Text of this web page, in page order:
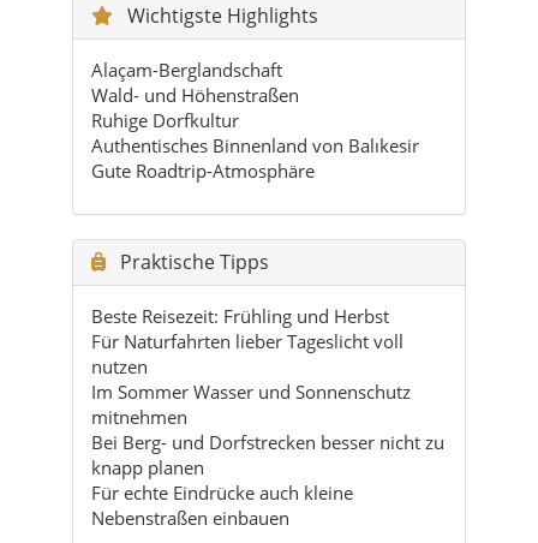
Wichtigste Highlights
Alaçam-Berglandschaft
Wald- und Höhenstraßen
Ruhige Dorfkultur
Authentisches Binnenland von Balıkesir
Gute Roadtrip-Atmosphäre
Praktische Tipps
Beste Reisezeit: Frühling und Herbst
Für Naturfahrten lieber Tageslicht voll
nutzen
Im Sommer Wasser und Sonnenschutz
mitnehmen
Bei Berg- und Dorfstrecken besser nicht zu
knapp planen
Für echte Eindrücke auch kleine
Nebenstraßen einbauen